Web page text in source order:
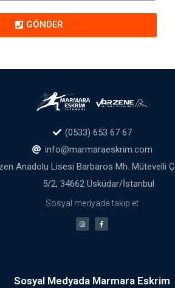
GÖNDER
(0533) 653 67 67
info@marmaraeskrim.com
Anadolu Lisesi Barbaros Mh. Mütevelli
5/2, 34662 Üsküdar/İstanbul
Sosyal medyada takip et
Sosyal Medyada Marmara Eskrim